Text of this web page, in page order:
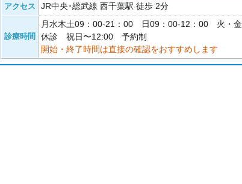
アクセス JR中央･総武線 西千葉駅 徒歩 2分
診療時間
月水木土09：00-21：00 日09：00-12：00 火・金
休診 祝日〜12:00 予約制
開始・終了時間は直接の確認をおすすめします